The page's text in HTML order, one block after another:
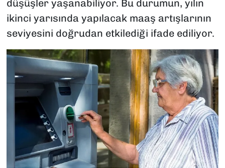
düşüşler yaşanabiliyor. Bu durumun, yılın
ikinci yarısında yapılacak maaş artışlarının
seviyesini doğrudan etkilediği ifade ediliyor.